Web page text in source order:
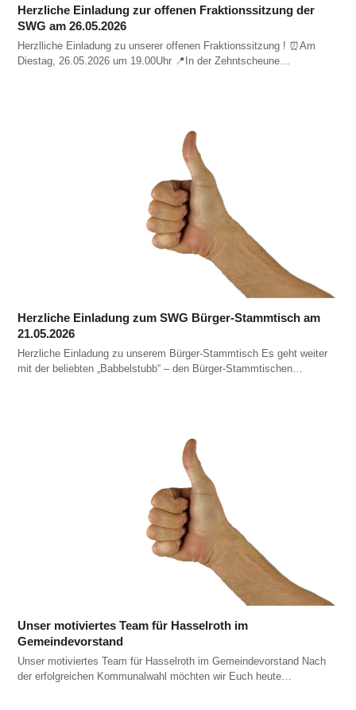
Herzliche Einladung zur offenen Fraktionssitzung der
SWG am 26.05.2026
Herzlliche Einladung zu unserer offenen Fraktionssitzung ! ⏰️Am
Diestag, 26.05.2026 um 19.00Uhr 📍In der Zehntscheune…
Herzliche Einladung zum SWG Bürger-Stammtisch am
21.05.2026
Herzliche Einladung zu unserem Bürger-Stammtisch Es geht weiter
mit der beliebten „Babbelstubb“ – den Bürger-Stammtischen…
Unser motiviertes Team für Hasselroth im
Gemeindevorstand
Unser motiviertes Team für Hasselroth im Gemeindevorstand Nach
der erfolgreichen Kommunalwahl möchten wir Euch heute…